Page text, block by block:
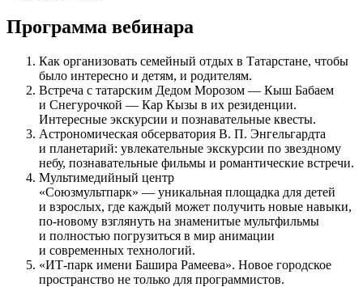
Программа вебинара
Как организовать семейный отдых в Татарстане, чтобы
было интересно и детям, и родителям.
Встреча с татарским Дедом Морозом — Кыш Бабаем
и Снегурочкой — Кар Кызы в их резиденции.
Интересные экскурсии и познавательные квесты.
Астрономическая обсерватория В. П. Энгельгардта
и планетарий: увлекательные экскурсии по звездному
небу, познавательные фильмы и романтические встречи.
Мультимедийный центр
«Союзмультпарк» — уникальная площадка для детей
и взрослых, где каждый может получить новые навыки,
по-новому взглянуть на знаменитые мультфильмы
и полностью погрузиться в мир анимации
и современных технологий.
«ИТ-парк имени Башира Рамеева». Новое городское
пространство не только для программистов.